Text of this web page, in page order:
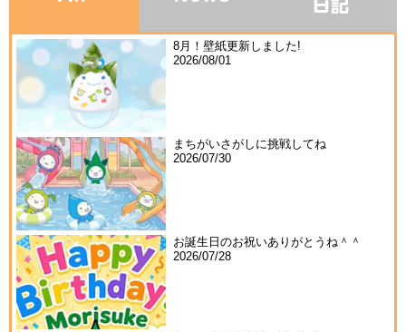
8月！壁紙更新しました!
2026/08/01
まちがいさがしに挑戦してね
2026/07/30
お誕生日のお祝いありがとうね＾＾
2026/07/28